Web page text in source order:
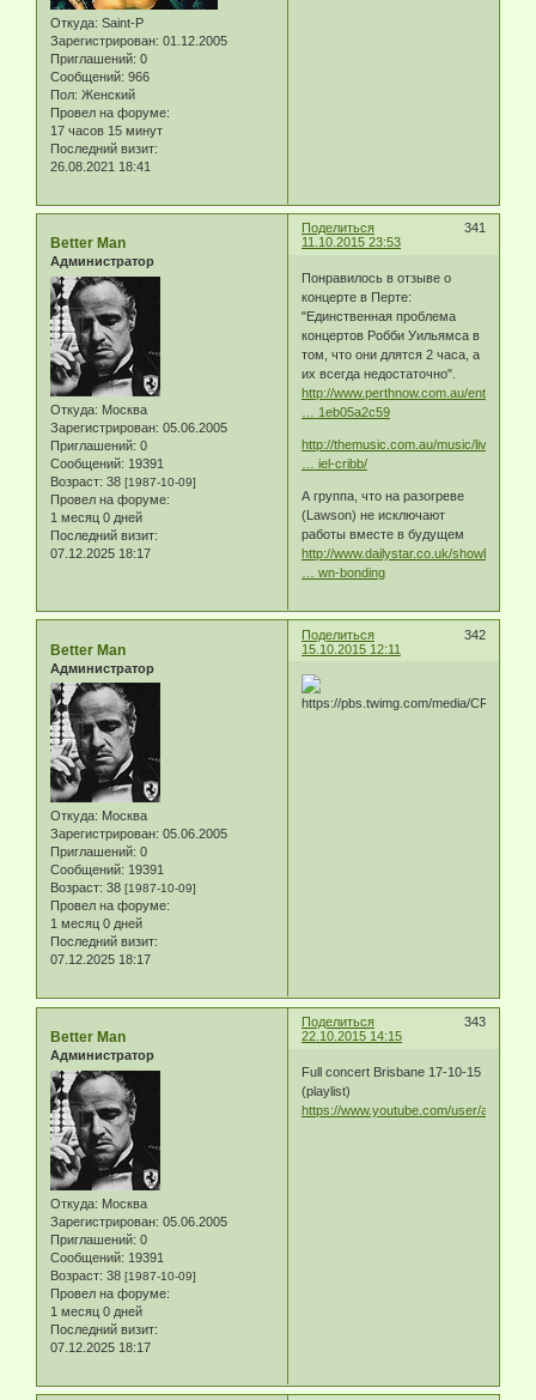
Откуда: Saint-P
Зарегистрирован: 01.12.2005
Приглашений: 0
Сообщений: 966
Пол: Женский
Провел на форуме:
17 часов 15 минут
Последний визит:
26.08.2021 18:41
Поделиться
341
11.10.2015 23:53
Better Man
Администратор
Откуда: Москва
Зарегистрирован: 05.06.2005
Приглашений: 0
Сообщений: 19391
Возраст: 38 [1987-10-09]
Провел на форуме:
1 месяц 0 дней
Последний визит:
07.12.2025 18:17
Понравилось в отзыве о
концерте в Перте:
"Единственная проблема
концертов Робби Уильямса в
том, что они длятся 2 часа, а
их всегда недостаточно".
http://www.perthnow.com.au/
… 1eb05a2c59
http://themusic.com.au/music/livereview
… iel-cribb/
А группа, что на разогреве
(Lawson) не исключают
работы вместе в будущем
http://www.dailystar.co.uk/showbiz/goss
… wn-bonding
Поделиться
342
15.10.2015 12:11
Better Man
Администратор
Откуда: Москва
Зарегистрирован: 05.06.2005
Приглашений: 0
Сообщений: 19391
Возраст: 38 [1987-10-09]
Провел на форуме:
1 месяц 0 дней
Последний визит:
07.12.2025 18:17
Поделиться
343
22.10.2015 14:15
Better Man
Администратор
Откуда: Москва
Зарегистрирован: 05.06.2005
Приглашений: 0
Сообщений: 19391
Возраст: 38 [1987-10-09]
Провел на форуме:
1 месяц 0 дней
Последний визит:
07.12.2025 18:17
Full concert Brisbane 17-10-15
(playlist)
https://www.youtube.com/user/